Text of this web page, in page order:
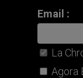
Email :
La
Agora